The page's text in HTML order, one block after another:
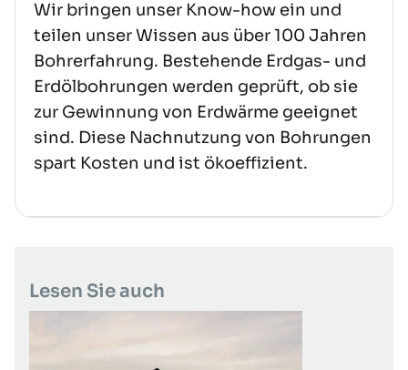
Wir bringen unser Know-how ein und
teilen unser Wissen aus über 100 Jahren
Bohrerfahrung. Bestehende Erdgas- und
Erdölbohrungen werden geprüft, ob sie
zur Gewinnung von Erdwärme geeignet
sind. Diese Nachnutzung von Bohrungen
spart Kosten und ist ökoeffizient.
Lesen Sie auch